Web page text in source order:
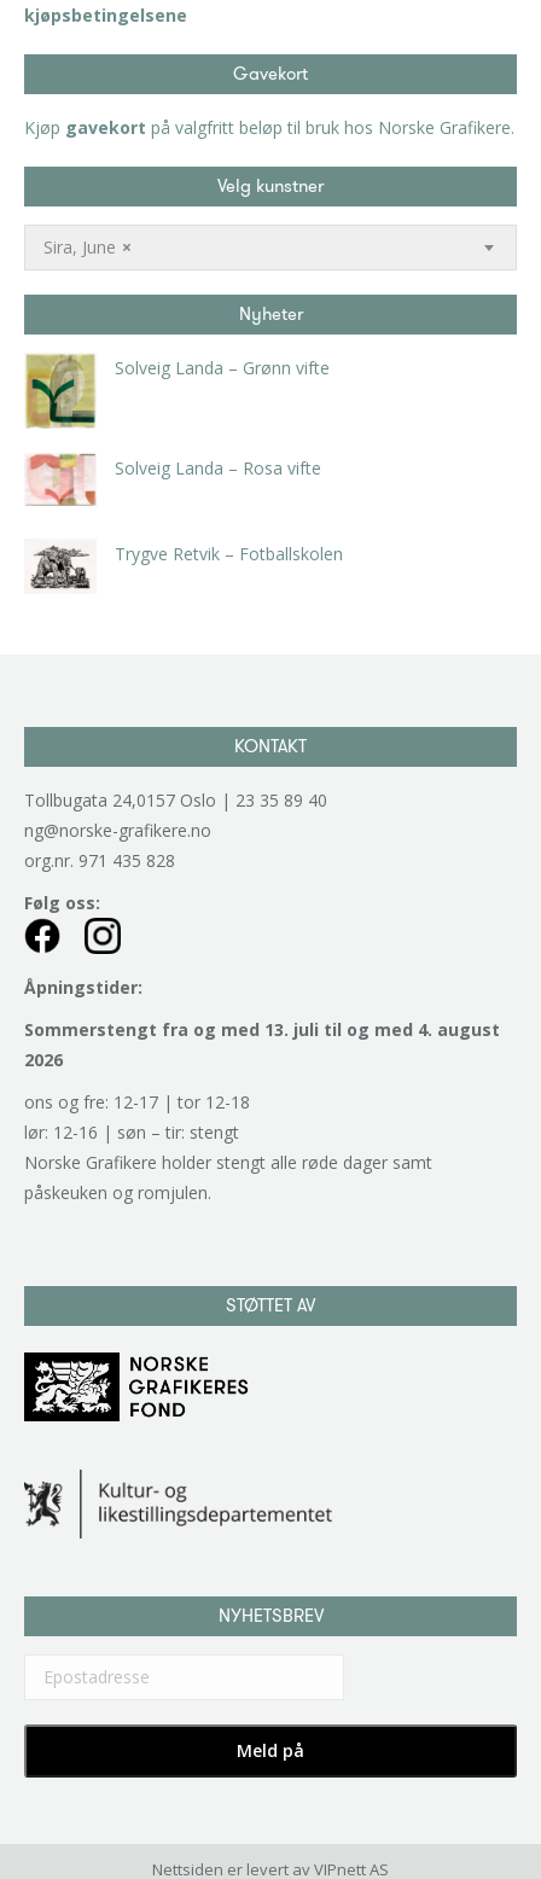
kjøpsbetingelsene
Gavekort
Kjøp gavekort på valgfritt beløp til bruk hos Norske Grafikere.
Velg kunstner
×
Sira, June
Nyheter
Solveig Landa – Grønn vifte
Solveig Landa – Rosa vifte
Trygve Retvik – Fotballskolen
KONTAKT
Tollbugata 24,0157 Oslo | 23 35 89 40
ng@norske-grafikere.no
org.nr. 971 435 828
Følg oss:
Åpningstider:
Sommerstengt fra og med 13. juli til og med 4. august
2026
ons og fre: 12-17 | tor 12-18
lør: 12-16 | søn – tir: stengt
Norske Grafikere holder stengt alle røde dager samt
påskeuken og romjulen.
STØTTET AV
NYHETSBREV
Nettsiden er levert avVIPnett AS